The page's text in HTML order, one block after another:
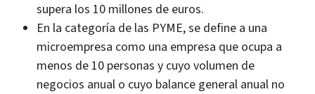
supera los 10 millones de euros.
En la categoría de las PYME, se define a una
microempresa como una empresa que ocupa a
menos de 10 personas y cuyo volumen de
negocios anual o cuyo balance general anual no